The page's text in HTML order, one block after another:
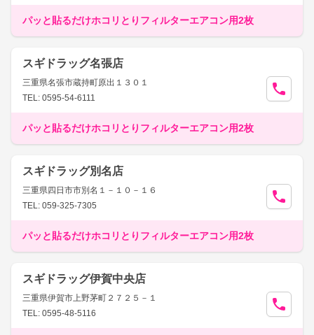
パッと貼るだけホコリとりフィルターエアコン用2枚
スギドラッグ名張店
三重県名張市蔵持町原出１３０１
TEL: 0595-54-6111
パッと貼るだけホコリとりフィルターエアコン用2枚
スギドラッグ別名店
三重県四日市市別名１－１０－１６
TEL: 059-325-7305
パッと貼るだけホコリとりフィルターエアコン用2枚
スギドラッグ伊賀中央店
三重県伊賀市上野茅町２７２５－１
TEL: 0595-48-5116